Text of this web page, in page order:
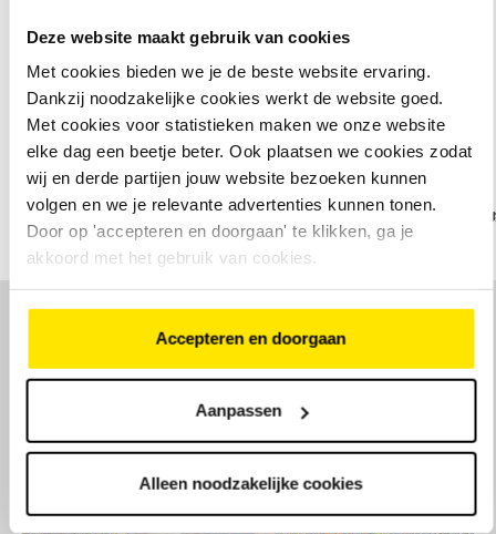
Deze website maakt gebruik van cookies
Met cookies bieden we je de beste website ervaring.
Dankzij noodzakelijke cookies werkt de website goed.
Met cookies voor statistieken maken we onze website
elke dag een beetje beter. Ook plaatsen we cookies zodat
wij en derde partijen jouw website bezoeken kunnen
volgen en we je relevante advertenties kunnen tonen.
Door op 'accepteren en doorgaan' te klikken, ga je
akkoord met het gebruik van cookies.
Accepteren en doorgaan
Aanpassen
Alleen noodzakelijke cookies
Bekijk ons assortiment elektrische fietsen
Onze merken
Een kijkje in onze winkel